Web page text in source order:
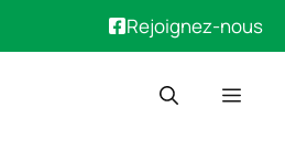
Rejoignez-nous